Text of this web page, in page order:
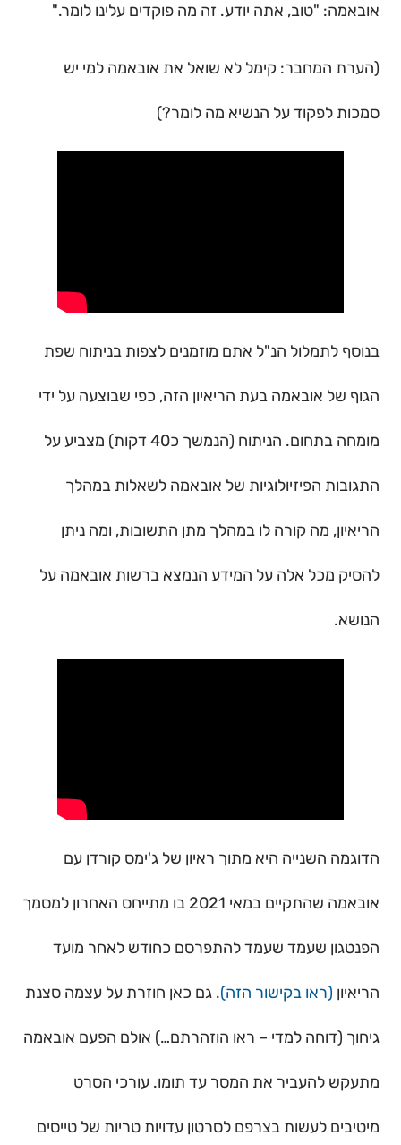
אובאמה: "טוב, אתה יודע. זה מה פוקדים עלינו לומר."
(הערת המחבר: קימל לא שואל את אובאמה למי יש
סמכות לפקוד על הנשיא מה לומר?)
בנוסף לתמלול הנ"ל אתם מוזמנים לצפות בניתוח שפת
הגוף של אובאמה בעת הריאיון הזה, כפי שבוצעה על ידי
מומחה בתחום. הניתוח (הנמשך כ40 דקות) מצביע על
התגובות הפיזיולוגיות של אובאמה לשאלות במהלך
הריאיון, מה קורה לו במהלך מתן התשובות, ומה ניתן
להסיק מכל אלה על המידע הנמצא ברשות אובאמה על
הנושא.
הדוגמה השנייה היא מתוך ראיון של ג'ימס קורדן עם
אובאמה שהתקיים במאי 2021 בו מתייחס האחרון למסמך
הפנטגון שעמד שעמד להתפרסם כחודש לאחר מועד
הריאיון (ראו בקישור הזה). גם כאן חוזרת על עצמה סצנת
גיחוך (דוחה למדי – ראו הוזהרתם…) אולם הפעם אובאמה
מתעקש להעביר את המסר עד תומו. עורכי הסרט
מיטיבים לעשות בצרפם לסרטון עדויות טריות של טייסים